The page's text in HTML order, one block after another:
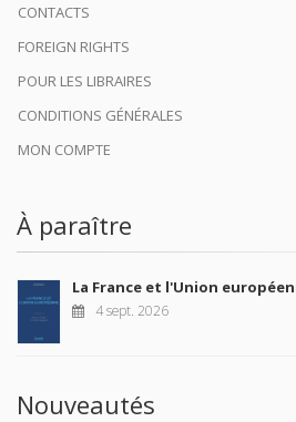
CONTACTS
FOREIGN RIGHTS
POUR LES LIBRAIRES
CONDITIONS GÉNÉRALES
MON COMPTE
À paraître
La France et l'Union
4 sept. 2026
Nouveautés